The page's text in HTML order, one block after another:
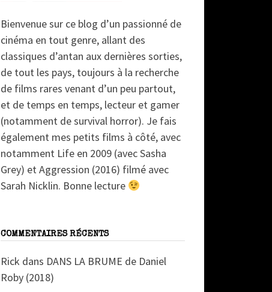
Bienvenue sur ce blog d’un passionné de
cinéma en tout genre, allant des
classiques d’antan aux dernières sorties,
de tout les pays, toujours à la recherche
de films rares venant d’un peu partout,
et de temps en temps, lecteur et gamer
(notamment de survival horror). Je fais
également mes petits films à côté, avec
notamment Life en 2009 (avec Sasha
Grey) et Aggression (2016) filmé avec
Sarah Nicklin. Bonne lecture
COMMENTAIRES RÉCENTS
Rick dans DANS LA BRUME de Daniel
Roby (2018)